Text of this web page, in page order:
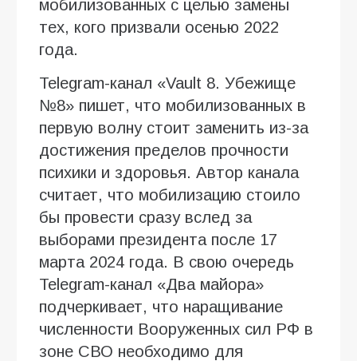
мобилизованных с целью замены
тех, кого призвали осенью 2022
года.
Telegram-канал «Vault 8. Убежище
№8» пишет, что мобилизованных в
первую волну стоит заменить из-за
достижения пределов прочности
психики и здоровья. Автор канала
считает, что мобилизацию стоило
бы провести сразу вслед за
выборами президента после 17
марта 2024 года. В свою очередь
Telegram-канал «Два майора»
подчеркивает, что наращивание
численности Вооруженных сил РФ в
зоне СВО необходимо для